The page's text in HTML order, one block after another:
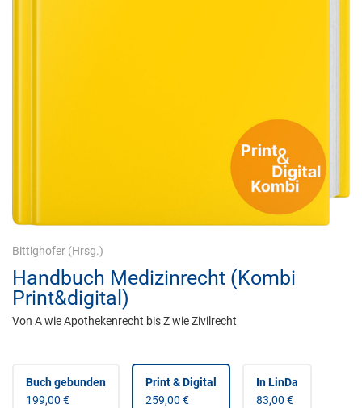
Bittighofer (Hrsg.)
Handbuch Medizinrecht (Kombi
Print&digital)
Von A wie Apothekenrecht bis Z wie Zivilrecht
Buch gebunden
199,00 €
Print & Digital
259,00 €
In LinDa
83,00 €